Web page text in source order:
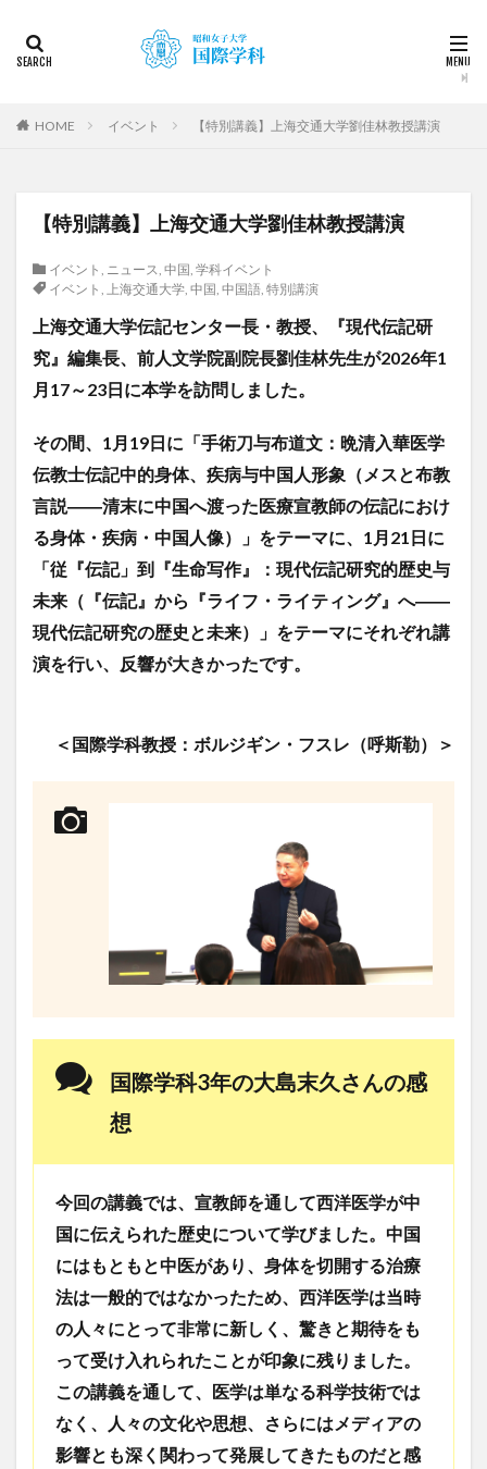
HOME イベント 【特別講義】上海交通大学劉佳林教授講演
【特別講義】上海交通大学劉佳林教授講演
イベント , ニュース, 中国, 学科イベント
イベント , 上海交通大学, 中国, 中国語, 特別講演
上海交通大学伝記センター長・教授、『現代伝記研
究』編集長、 前人文学院副院長劉佳林先生が2026年1
月17～23日に本学を訪問しました。
その間、1月19日に「手術刀与布道文：晩清入華医学
伝教士伝記中的身体、疾病与中国人形象（メスと布教
言説――清末に中国へ渡った医療宣教師の伝記におけ
る身体・疾病・中国人像）」をテーマに、1月21日に
「従『伝記」到『生命写作』：現代伝記研究的歴史与
未来（『伝記』から『ライフ・ライティング』へ――
現代伝記研究の歴史と未来）」をテーマにそれぞれ講
演を行い、反響が大きかったです。
＜国際学科教授：ボルジギン・フスレ（呼斯勒）＞
国際学科3年の大島末久さんの感
想
今回の講義では、宣教師を通して西洋医学が中
国に伝えられた歴史について学びました。中国
にはもともと中医があり、身体を切開する治療
法は一般的ではなかったため、西洋医学は当時
の人々にとって非常に新しく、驚きと期待をも
って受け入れられたことが印象に残りました。
この講義を通して、医学は単なる科学技術では
なく、人々の文化や思想、さらにはメディアの
影響とも深く関わって発展してきたものだと感
Temple University Japan Campus（TUJ）
アルカラ大学
アルカラ大学あるかリングア
アンバサダー
イベント
インターンシップ
インターンシップ・就職活動
オーストラリア
オーストラリア（UQ)
オープンキャンパス
カーン・ノルマンディー大学Carré international留学
カヤグム体験
キャリア
キャンパスライフ
クイーンズランド
コンテスト
シンポジウム
スケジュール
スピーチコンテスト
スペイン
スペイン・アルカラ大学Alcalingua留学
スペイントレド
スペインバルセロナ
スペインマドリード
スペイン留学
スペイン語
ソウル女子大学校
ソウル女子大学校留学
ダーラナ大学留学
テンプル大学ジャパン(TUJ)
ドイツ
ニュース
ベトナム国家大学
ベトナム国家大学ハノイ人文社会科学大学留学
ベトナム語
ボストン留学
ボランティア
ライプツィヒ
ライプツィヒ大学附属ドイツ語学校interDaF留学
上海交通大学留学
上海外国語大学
中国
中国留学
中国語 交換・私費認定留学
交流会
保護者懇談会
内定者報告会
冬休み 出発
初月レポート
卒業式
卒業生 博物館
受賞
受験生へのメッセージ
台湾
国際・地域研究
国際交流
国際学科
国際学科協定校留学学生
国際学部
国際学部国際学科
夏季休暇
外部講師
季節学期 学寮 学寮研修
学生
学生の声
学生特集 学科イベント
学科説明会
学食
寮生活 就職活動 履修科目
懇談会
成績優等賞受賞
授業紹介 授業風景
掲載情報
撮影風景
教員からのメッセージ
教員紹介